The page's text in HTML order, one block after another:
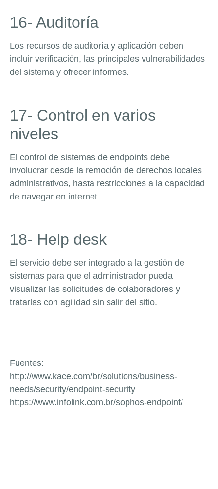
16- Auditoría
Los recursos de auditoría y aplicación deben
incluir verificación, las principales vulnerabilidades
del sistema y ofrecer informes.
17- Control en varios
niveles
El control de sistemas de endpoints debe
involucrar desde la remoción de derechos locales
administrativos, hasta restricciones a la capacidad
de navegar en internet.
18- Help desk
El servicio debe ser integrado a la gestión de
sistemas para que el administrador pueda
visualizar las solicitudes de colaboradores y
tratarlas con agilidad sin salir del sitio.
Fuentes:
http://www.kace.com/br/solutions/business-
needs/security/endpoint-security
https://www.infolink.com.br/sophos-endpoint/